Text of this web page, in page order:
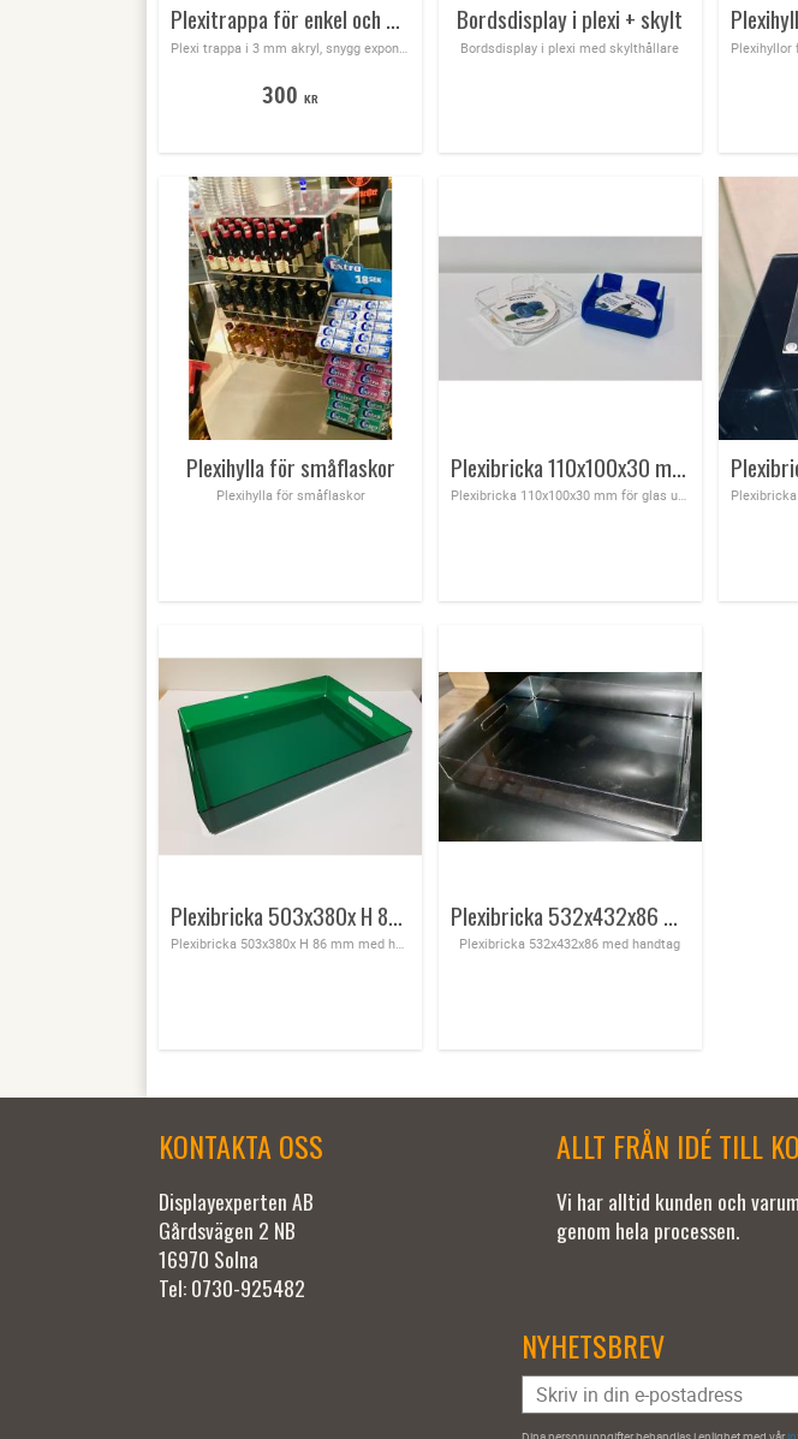
Plexitrappa för enkel och snygg exponering
300 KR
Bordsdisplay i plexi + skylt
Bordsdisplay i plexi med skylthållare
Plexihylla för småflaskor
Plexihylla för småflaskor
Plexibricka 110x100x30 mm för glas underlägg
Plexibricka 110x100x30 mm för glas underlägg
Plexibricka 503x380x H 86 mm med handtag Röd & grön
Plexibricka 503x380x H 86 mm med handtag Röd & grön
Plexibricka 532x432x86 med handtag
Plexibricka 532x432x86 med handtag
KONTAKTA OSS
Displayexperten AB
Gårdsvägen 2 NB
16970 Solna
Tel: 0730-925482
ALLT FRÅN IDÉ TILL
Vi har alltid kunden och
genom hela processen.
NYHETSBREV